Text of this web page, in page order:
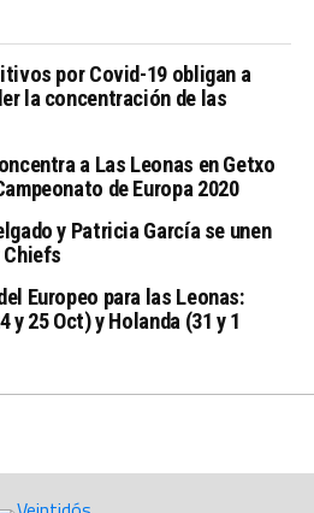
por Covid-19 obligan a
la concentración de las
a Las Leonas en Getxo
de Europa 2020
y Patricia García se unen
Chiefs
Europeo para las Leonas:
y 25 Oct) y Holanda (31 y 1